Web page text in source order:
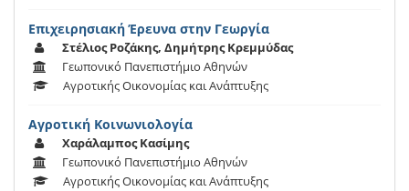
Επιχειρησιακή Έρευνα στην Γεωργία
Στέλιος Ροζάκης, Δημήτρης Κρεμμύδας
Γεωπονικό Πανεπιστήμιο Αθηνών
Αγροτικής Οικονομίας και Ανάπτυξης
Αγροτική Κοινωνιολογία
Χαράλαμπος Κασίμης
Γεωπονικό Πανεπιστήμιο Αθηνών
Αγροτικής Οικονομίας και Ανάπτυξης